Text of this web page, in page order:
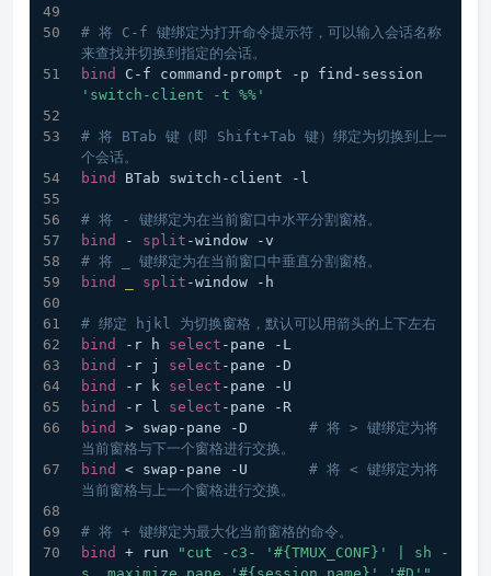
# 将 C-f 键绑定为打开命令提示符，可以输入会话名称
来查找并切换到指定的会话。
bind
'switch-client -t %%'
# 将 BTab 键（即 Shift+Tab 键）绑定为切换到上一
个会话。
bind
BTab switch-client -l
# 将 - 键绑定为在当前窗口中水平分割窗格。
bind
- split -window -v
# 将 _ 键绑定为在当前窗口中垂直分割窗格。
bind
split -window -h
# 绑定 hjkl 为切换窗格，默认可以用箭头的上下左右
bind
-r h select -pane -L
bind
-r j select -pane -D
bind
-r k select -pane -U
bind
-r l select -pane -R
bind
> swap-pane -D # 将 > 键绑定为将
当前窗格与下一个窗格进行交换。
bind
< swap-pane -U # 将 < 键绑定为将
当前窗格与上一个窗格进行交换。
# 将 + 键绑定为最大化当前窗格的命令。
bind
+ run
"cut -c3- '#{TMUX_CONF}' | sh -